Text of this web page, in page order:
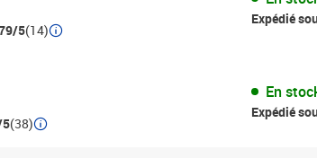
5(14)
Expédié
(38)
En
Expédié